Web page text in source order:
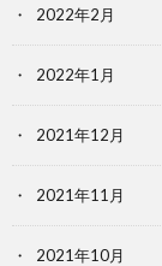
2022年2月
2022年1月
2021年12月
2021年11月
2021年10月